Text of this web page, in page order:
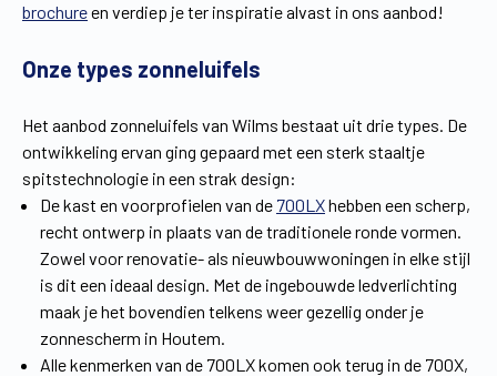
Gratis brochure
NL
brochureen verdiep je ter inspiratie alvast in ons aanbod!
Onze types zonneluifels
Het aanbod zonneluifels van Wilms bestaat uit drie types. De
ontwikkeling ervan ging gepaard met een sterk staaltje
spitstechnologie in een strak design:
De kast en voorprofielen van de 700LXhebben een scherp,
recht ontwerp in plaats van de traditionele ronde vormen.
Zowel voor renovatie- als nieuwbouwwoningen in elke stijl
is dit een ideaal design. Met de ingebouwde ledverlichting
maak je het bovendien telkens weer gezellig onder je
zonnescherm in Houtem.
Alle kenmerken van de 700LX komen ook terug in de 700X,